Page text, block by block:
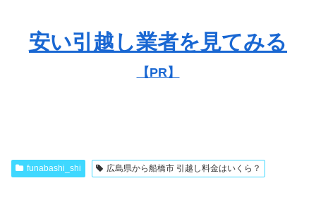
安い引越し業者を見てみる
【PR】
funabashi_shi 広島県から船橋市 引越し料金はいくら？